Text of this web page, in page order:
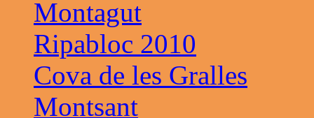
Montagut
Ripabloc 2010
Cova de les Gralles
Montsant